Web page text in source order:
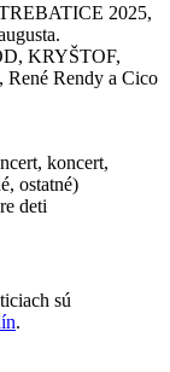
2025,
KRYŠTOF,
Rendy a Cico
koncert,
ostatné)
deti
sú
.